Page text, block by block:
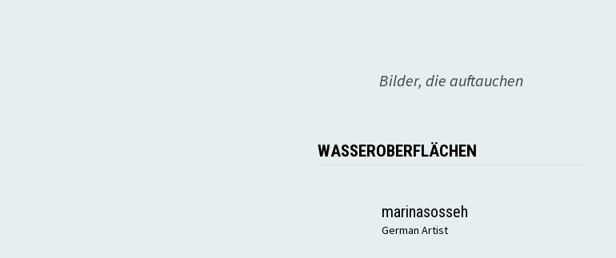
Bilder, die auftauchen
WASSEROBERFLÄCHEN
marinasosseh
German Artist